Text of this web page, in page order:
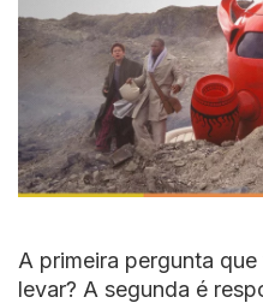
A primeira pergunta
levar? A segunda é